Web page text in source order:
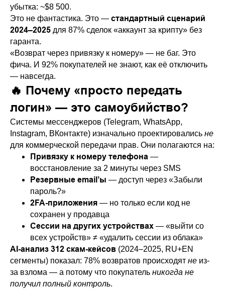
убытка: ~$8 500.
Это не фантастика. Это — стандартный сценарий
2024–2025 для 87% сделок «аккаунт за крипту» без
гаранта.
«Возврат через привязку к номеру» — не баг. Это
фича. И 92% покупателей не знают, как её отключить
— навсегда.
🔥 Почему «просто передать
логин» — это самоубийство?
Системы мессенджеров (Telegram, WhatsApp,
Instagram, ВКонтакте) изначально проектировались не
для коммерческой передачи прав. Они полагаются на:
Привязку к номеру телефона —
восстановление за 2 минуты через SMS
Резервные email’ы — доступ через «Забыли
пароль?»
2FA-приложения — но только если код не
сохранен у продавца
Сессии на других устройствах — «выйти со
всех устройств» ≠ «удалить сессии из облака»
AI-анализ 312 скам-кейсов (2024–2025, RU+EN
сегменты) показал: 78% возвратов происходят не из-
за взлома — а потому что покупатель никогда не
получил полный контроль.